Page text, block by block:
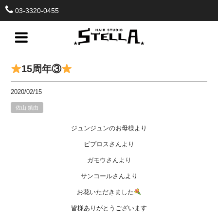
03-3320-0455
15周年③
2020/02/15
佐山 鎮由
ジュンジュンのお母様より
ビプロスさんより
ガモウさんより
サンコールさんより
お花いただきました
皆様ありがとうございます